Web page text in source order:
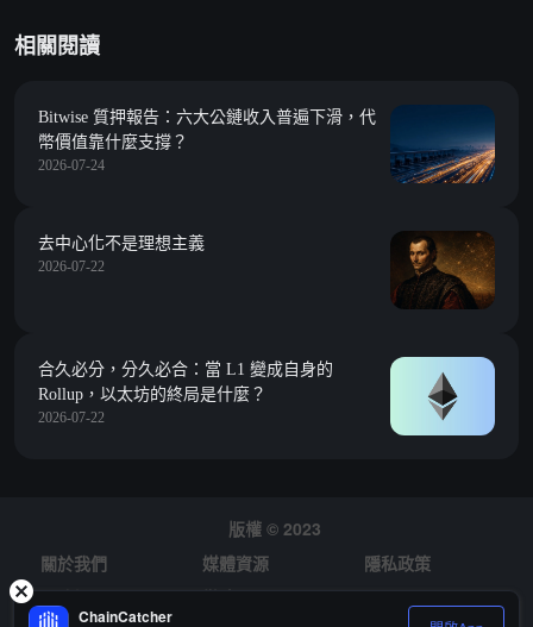
相關閱讀
Bitwise 質押報告：六大公鏈收入普遍下滑，代
幣價值靠什麼支撐？
2026-07-24
去中心化不是理想主義
2026-07-22
合久必分，分久必合：當 L1 變成自身的
Rollup，以太坊的終局是什麼？
2026-07-22
版權 © 2023
關於我們
媒體資源
隱私政策
風險提示
徵才
ChainCatcher